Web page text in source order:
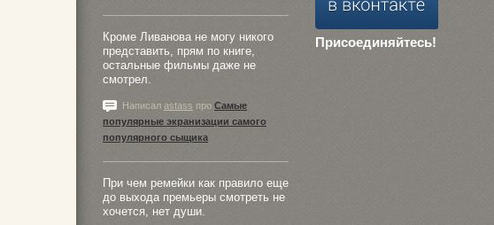
Присоединяйтесь!
Кроме Ливанова не могу никого
представить, прям по книге,
остальные фильмы даже не
смотрел.
Написал astass про Самые
популярные экранизации самого
популярного сыщика
При чем ремейки как правило еще
до выхода премьеры смотреть не
хочется, нет души.